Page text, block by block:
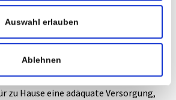
Auswahl erlauben
Ablehnen
hat eine wichtige Beratungs- und
Viele haben auf Grund ihrer
die Möglichkeit, ihren erlernten Beruf
finanzielle Engpässe erlitten oder
zu Hause eine adäquate Versorgung,